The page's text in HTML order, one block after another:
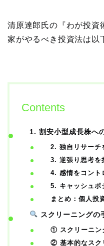
清原達郎氏の『わが投資
家がやるべき投資法は以
Contents
1. 割安小型成長株へ
2. 独自リサーチ
3. 逆張り思考を
4. 感情をコント
5. キャッシュポ
まとめ：個人投
スクリーニングの
① スクリーニン
② 基本的なスク